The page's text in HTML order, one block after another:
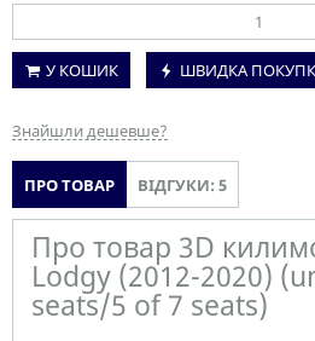
У КОШИК
ШВИДКА
Знайшли дешевше?
ПРО ТОВАР ВІДГУКИ: 5
Про товар 3D
Lodgy (2012-2020)
seats/5 of 7 seats)